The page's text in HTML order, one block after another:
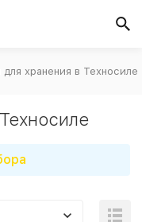
для хранения в Техносиле